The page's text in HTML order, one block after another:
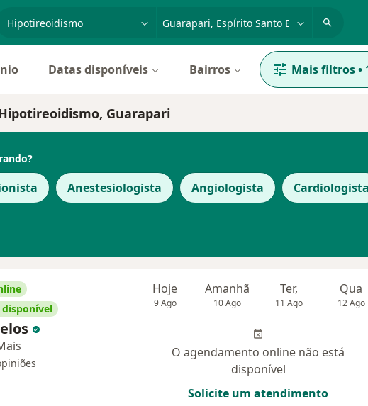
cidade ou região
Datas disponíveis Bairros Mais filtros•
Guarapari
Anestesiologista Angiologista Cardiologista
disponível
Hoje
9 Ago
Amanhã
10 Ago
Ter,
11 Ago
Qua
12 Ago
O agendamento online não está
disponível
Solicite um atendimento